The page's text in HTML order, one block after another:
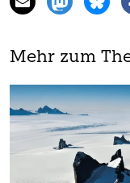
Mehr zum